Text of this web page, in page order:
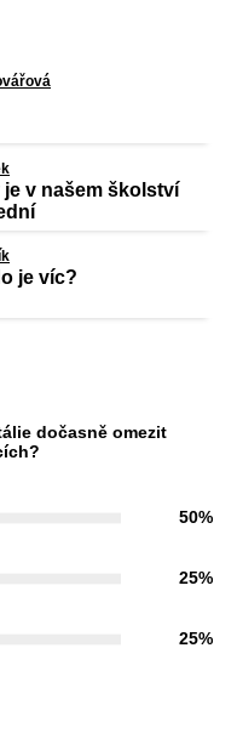
v našem školství
je víc?
dočasně omezit
50%
25%
25%